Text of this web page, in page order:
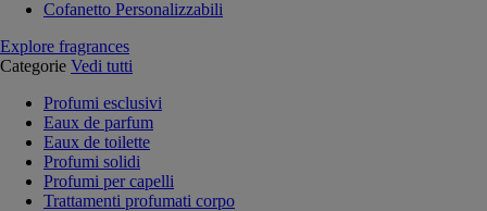
Cofanetto Personalizzabili
Explore fragrances
Categorie Vedi tutti
Profumi esclusivi
Eaux de parfum
Eaux de toilette
Profumi solidi
Profumi per capelli
Trattamenti profumati corpo